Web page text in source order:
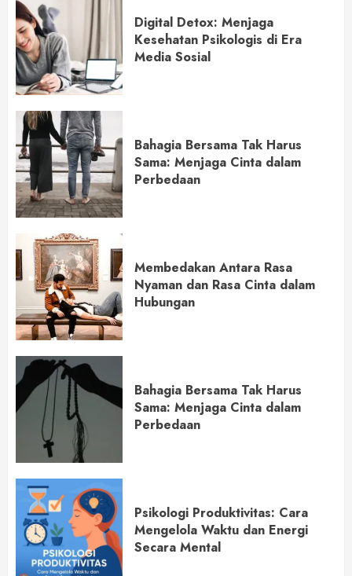
Digital Detox: Menjaga
Kesehatan Psikologis di Era
Media Sosial
Bahagia Bersama Tak Harus
Sama: Menjaga Cinta dalam
Perbedaan
Membedakan Antara Rasa
Nyaman dan Rasa Cinta dalam
Hubungan
Bahagia Bersama Tak Harus
Sama: Menjaga Cinta dalam
Perbedaan
Psikologi Produktivitas: Cara
Mengelola Waktu dan Energi
Secara Mental